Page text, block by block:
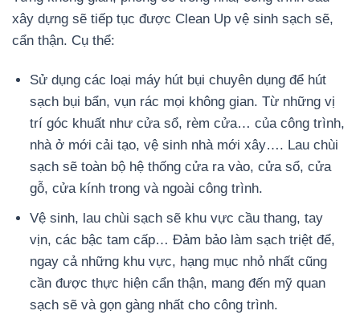
xây dựng sẽ tiếp tục được Clean Up vệ sinh sạch sẽ,
cẩn thận. Cụ thể:
Sử dụng các loại máy hút bụi chuyên dụng để hút
sạch bụi bẩn, vụn rác mọi không gian. Từ những vị
trí góc khuất như cửa sổ, rèm cửa… của công trình,
nhà ở mới cải tạo, vệ sinh nhà mới xây…. Lau chùi
sạch sẽ toàn bộ hệ thống cửa ra vào, cửa sổ, cửa
gỗ, cửa kính trong và ngoài công trình.
Vệ sinh, lau chùi sạch sẽ khu vực cầu thang, tay
vịn, các bậc tam cấp… Đảm bảo làm sạch triệt để,
ngay cả những khu vực, hạng mục nhỏ nhất cũng
cần được thực hiện cẩn thận, mang đến mỹ quan
sạch sẽ và gọn gàng nhất cho công trình.